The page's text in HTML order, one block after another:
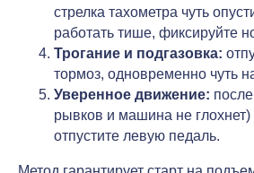
стрелка тахометра чуть
работать тише, фиксируйте
Трогание и подгазовка:
тормоз, одновременно чуть
Уверенное движение:
рывков и машина не глохнет)
отпустите левую педаль.